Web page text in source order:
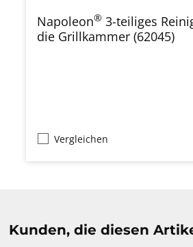
Napoleon® 3-teiliges
die Grillkammer (62045)
Vergleichen
Kunden, die diesen